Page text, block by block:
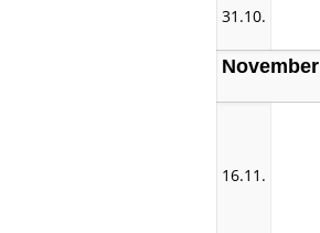
31.10.
November
16.11.